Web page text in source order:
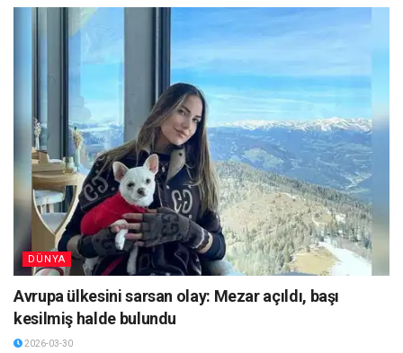
DÜNYA
Avrupa ülkesini sarsan olay: Mezar açıldı, başı
kesilmiş halde bulundu
2026-03-30